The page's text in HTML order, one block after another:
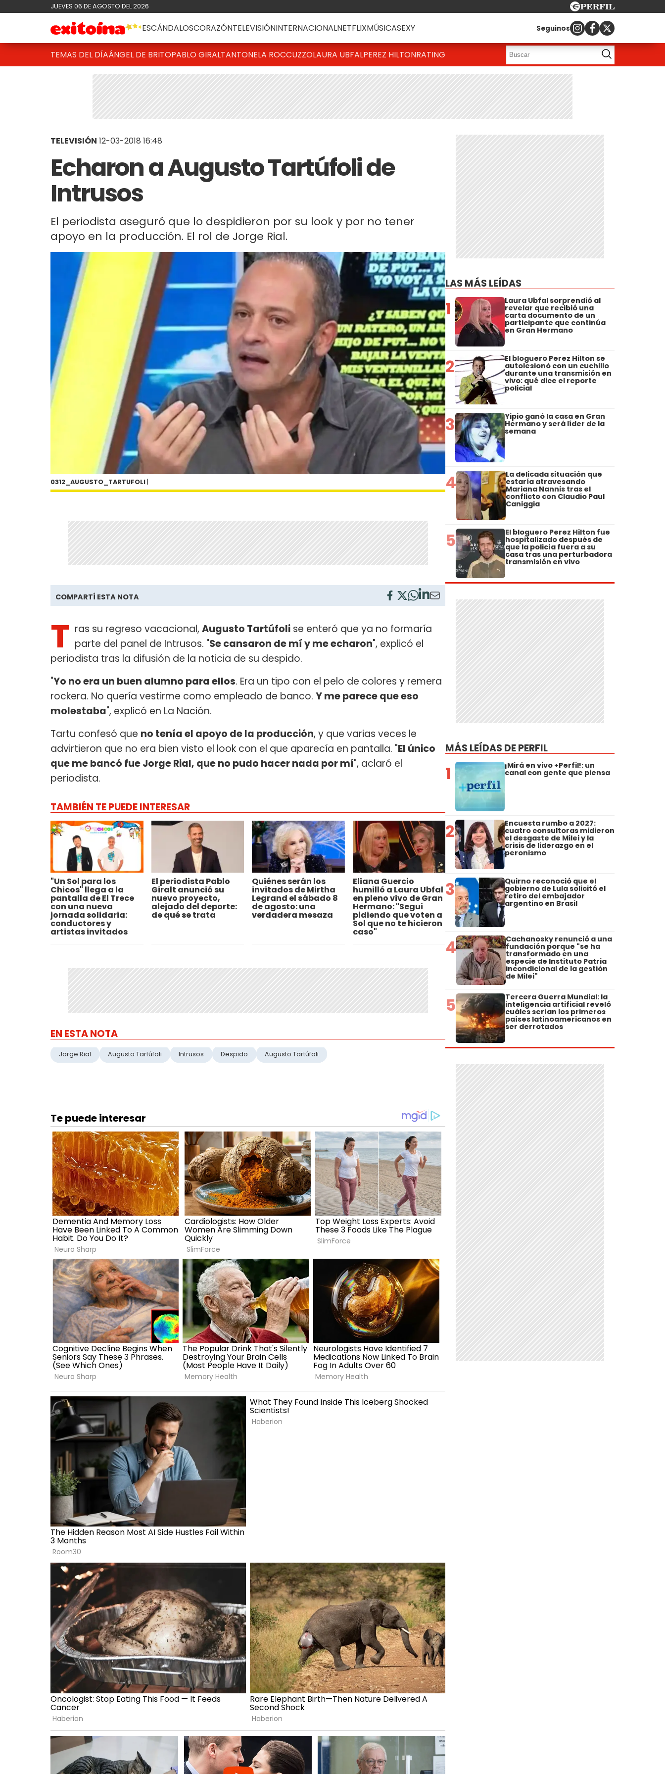
JUEVES 06 DE AGOSTO DEL 2026
ESCÁNDALOSCORAZÓNTELEVISIÓNINTERNACIONALNETFLIXMÚSICASEXY Seguinos
TEMAS DEL DÍAÁNGEL DE BRITOPABLO GIRALTANTONELA ROCCUZZOLAURA UBFALPEREZ HILTONRATING
TELEVISIÓN 12-03-2018 16:48
Echaron a Augusto Tartúfoli de
Intrusos
El periodista aseguró que lo despidieron por su look y por no tener
apoyo en la producción. El rol de Jorge Rial.
0312_AUGUSTO_TARTUFOLI |
COMPARTÍ ESTA NOTA
T ras su regreso vacacional, Augusto Tartúfoli se enteró que ya no formaría
parte del panel de Intrusos. "Se cansaron de mí y me echaron", explicó el
periodista tras la difusión de la noticia de su despido.
"Yo no era un buen alumno para ellos. Era un tipo con el pelo de colores y remera
rockera. No quería vestirme como empleado de banco. Y me parece que eso
molestaba", explicó en La Nación.
Tartu confesó que no tenía el apoyo de la producción, y que varias veces le
advirtieron que no era bien visto el look con el que aparecía en pantalla. "El único
que me bancó fue Jorge Rial, que no pudo hacer nada por mí", aclaró el
periodista.
TAMBIÉN TE PUEDE INTERESAR
"Un Sol para los
Chicos" llega a la
pantalla de El Trece
con una nueva
jornada solidaria:
conductores y
artistas invitados
El periodista Pablo
Giralt anunció su
nuevo proyecto,
alejado del deporte:
de qué se trata
Quiénes serán los
invitados de Mirtha
Legrand el sábado 8
de agosto: una
verdadera mesaza
Eliana Guercio
humilló a Laura Ubfal
en pleno vivo de Gran
Hermano: "Segui
pidiendo que voten a
Sol que no te hicieron
caso"
EN ESTA NOTA
Jorge Rial Augusto Tartúfoli Intrusos Despido Augusto Tartúfoli
LAS MÁS LEÍDAS
1 Laura Ubfal sorprendió al
revelar que recibió una
carta documento de un
participante que continúa
en Gran Hermano
2 El bloguero Perez Hilton se
autolesionó con un cuchillo
durante una transmisión en
vivo: qué dice el reporte
policial
3 Yipio ganó la casa en Gran
Hermano y será líder de la
semana
4 La delicada situación que
estaría atravesando
Mariana Nannis tras el
conflicto con Claudio Paul
Caniggia
5 El bloguero Perez Hilton fue
hospitalizado después de
que la policía fuera a su
casa tras una perturbadora
transmisión en vivo
MÁS LEÍDAS DE PERFIL
1 ¡Mirá en vivo +Perfil!: un
canal con gente que piensa
2 Encuesta rumbo a 2027:
cuatro consultoras midieron
el desgaste de Milei y la
crisis de liderazgo en el
peronismo
3 Quirno reconoció que el
gobierno de Lula solicitó el
retiro del embajador
argentino en Brasil
4 Cachanosky renunció a una
fundación porque "se ha
transformado en una
especie de Instituto Patria
incondicional de la gestión
de Milei"
5 Tercera Guerra Mundial: la
inteligencia artificial reveló
cuáles serían los primeros
países latinoamericanos en
ser derrotados